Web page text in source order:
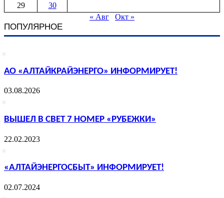
29
30
« Авг
Окт »
ПОПУЛЯРНОЕ
АО «АЛТАЙКРАЙЭНЕРГО» ИНФОРМИРУЕТ!
03.08.2026
ВЫШЕЛ В СВЕТ 7 НОМЕР «РУБЕЖКИ»
22.02.2023
«АЛТАЙЭНЕРГОСБЫТ» ИНФОРМИРУЕТ!
02.07.2024